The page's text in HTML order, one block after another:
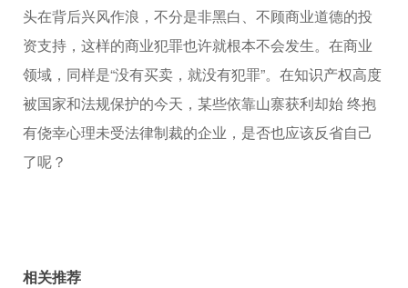
头在背后兴风作浪，不分是非黑白、不顾商业道德的投
资支持，这样的商业犯罪也许就根本不会发生。在商业
领域，同样是“没有买卖，就没有犯罪”。在知识产权高度
被国家和法规保护的今天，某些依靠山寨获利却始 终抱
有侥幸心理未受法律制裁的企业，是否也应该反省自己
了呢？
相关推荐